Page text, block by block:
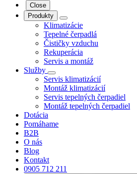
Close
Produkty
Klimatizácie
Tepelné čerpadlá
Čističky vzduchu
Rekuperácia
Servis a montáž
Služby
Servis klimatizácií
Montáž klimatizácií
Servis tepelných čerpadiel
Montáž tepelných čerpadiel
Dotácia
Pomáhame
B2B
O nás
Blog
Kontakt
0905 712 211